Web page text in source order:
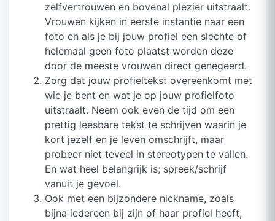
zelfvertrouwen en bovenal plezier uitstraalt.
Vrouwen kijken in eerste instantie naar een
foto en als je bij jouw profiel een slechte of
helemaal geen foto plaatst worden deze
door de meeste vrouwen direct genegeerd.
Zorg dat jouw profieltekst overeenkomt met
wie je bent en wat je op jouw profielfoto
uitstraalt. Neem ook even de tijd om een
prettig leesbare tekst te schrijven waarin je
kort jezelf en je leven omschrijft, maar
probeer niet teveel in stereotypen te vallen.
En wat heel belangrijk is; spreek/schrijf
vanuit je gevoel.
Ook met een bijzondere nickname, zoals
bijna iedereen bij zijn of haar profiel heeft,